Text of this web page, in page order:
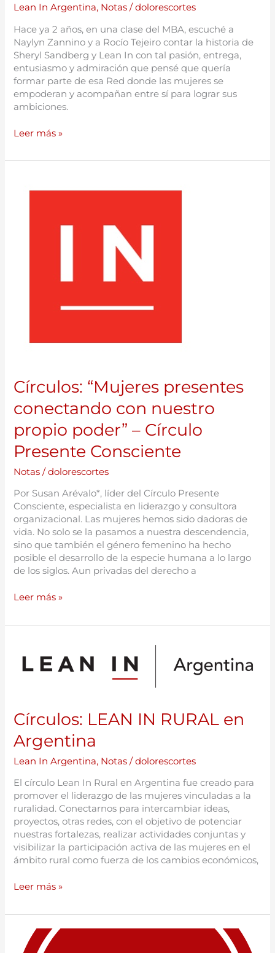
Lean In Argentina, Notas /dolorescortes
Hace ya 2 años, en una clase del MBA, escuché a
Naylyn Zannino y a Rocío Tejeiro contar la historia de
Sheryl Sandberg y Lean In con tal pasión, entrega,
entusiasmo y admiración que pensé que quería
formar parte de esa Red donde las mujeres se
empoderan y acompañan entre sí para lograr sus
ambiciones.
Leer más »
Círculos: “Mujeres presentes
conectando con nuestro
propio poder” – Círculo
Presente Consciente
Notas /dolorescortes
Por Susan Arévalo*, líder del Círculo Presente
Consciente, especialista en liderazgo y consultora
organizacional. Las mujeres hemos sido dadoras de
vida. No solo se la pasamos a nuestra descendencia,
sino que también el género femenino ha hecho
posible el desarrollo de la especie humana a lo largo
de los siglos. Aun privadas del derecho a
“Mujeres
Leer más »
Círculos: LEAN IN RURAL en
Argentina
Lean In Argentina, Notas /dolorescortes
El círculo Lean In Rural en Argentina fue creado para
promover el liderazgo de las mujeres vinculadas a la
ruralidad. Conectarnos para intercambiar ideas,
proyectos, otras redes, con el objetivo de potenciar
nuestras fortalezas, realizar actividades conjuntas y
visibilizar la participación activa de las mujeres en el
ámbito rural como fuerza de los cambios económicos,
LEAN
IN
Leer más »
Círculos:
Lanzamiento